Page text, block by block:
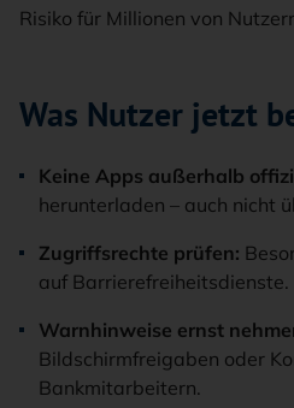
Risiko für Millionen von
Was Nutzer jetzt
Keine Apps außerhalb
herunterladen – auch nicht
Zugriffsrechte prüfen:
auf Barrierefreiheitsdienste.
Warnhinweise ernst
Bildschirmfreigaben oder
Bankmitarbeitern.